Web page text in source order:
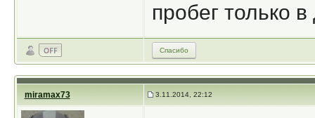
пробег только в
Спасибо
miramax73 3.11.2014, 22:12